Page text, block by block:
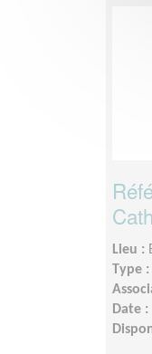
Lieu :
Type :
Date :